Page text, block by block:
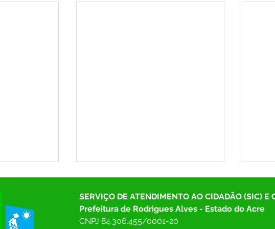
SERVIÇO DE ATENDIMENTO AO CIDADÃO (SIC) E
Prefeitura de Rodrigues Alves - Estado do Acre
CNPJ 84.306.455/0001-20